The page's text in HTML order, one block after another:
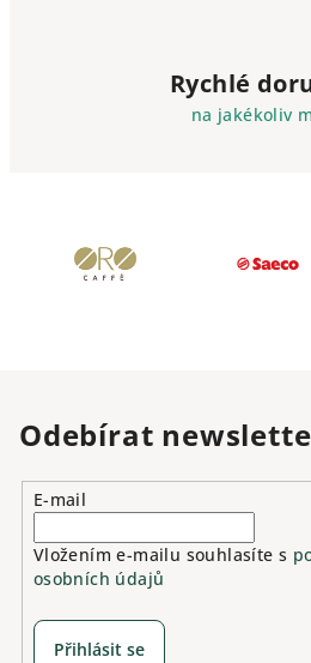
Rychlé
na jakékoliv
Odebírat
E-mail
Vložením e-mailu souhlasíte s
osobních údajů
Přihlásit se